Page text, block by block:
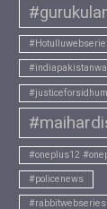
#oneplus12
#policenews